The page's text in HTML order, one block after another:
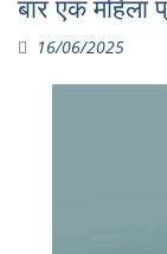
बार एक महिला
16/06/2025